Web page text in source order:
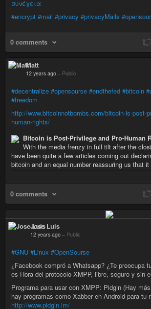
συνέχεια
#encrypt #mail #privacy #privacyMails
0 comments
Matt
12 years ago – Public
#decentralize #opensourse #endthefed #bitcoin
#freedom
http://www.bitcoinnotbombs.com/bitcoin-is-post-
human-rights/
Bitcoin is Post-Privilege and Pro-Human
With the media frenzy in full tilt after the
have been quite a few articles coming out
bitcoin and an equal number reassuring us that
0 comments
Jose Luis
12 years ago – Public
#GNU #Linux #OpenSourse
¿Facebook compró a Whatsapp? ¿Te preocupa
es Hora del protocolo XMPP, libre, seguro y sin
Programa para usar con XMPP: Pidgin (Hay
hay programas como Xabber en Android para tu
http://www.pidgin.im/